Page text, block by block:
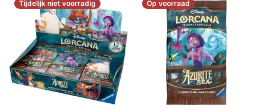
Tijdelijk niet voorradig Op voorraad